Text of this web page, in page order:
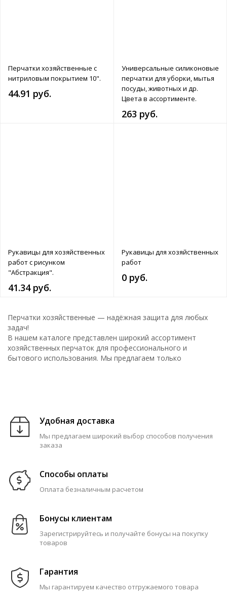
Перчатки хозяйственные с
нитриловым покрытием 10".
44.91 руб.
Универсальные силиконовые
перчатки для уборки, мытья
посуды, животных и др.
Цвета в ассортименте.
263 руб.
Рукавицы для хозяйственных
работ с рисунком
"Абстракция".
41.34 руб.
Рукавицы для хозяйственных
работ
0 руб.
Перчатки хозяйственные — надёжная защита для любых
задач!
В нашем каталоге представлен широкий ассортимент
хозяйственных перчаток для профессионального и
бытового использования. Мы предлагаем только
кратковременных работ, косметологии, медицины и
пищевой индустрии.
Латексные перчатки — эластичность, высокая
чувствительность и отличная защита от влаги и бытовой
Нитриловые перчатки — гипоаллергенны, устойчивы к
проколам и агрессивным веществам, идеальны для уборки,
ремонта и работы с химией.
мытья посуды и уборки.
Перчатки для хозяйственных работ — прочные,
износостойкие модели, специально разработанные для
техники.
Размеры:
В наличии все популярные размеры: S, M, L, XL — для
Удобная доставка
Мы предлагаем широкий выбор способов получения
заказа
Способы оплаты
Оплата безналичным расчетом
Бонусы клиентам
Зарегистрируйтесь и получайте бонусы на покупку
товаров
Гарантия
Мы гарантируем качество отгружаемого товара